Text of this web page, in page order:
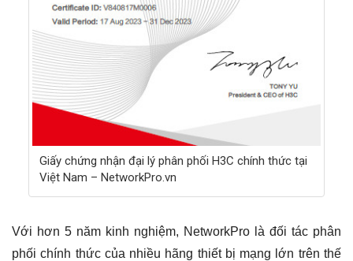
Giấy chứng nhận đại lý phân phối H3C chính thức tại
Việt Nam – NetworkPro.vn
Với hơn 5 năm kinh nghiệm, NetworkPro là đối tác phân
phối chính thức của nhiều hãng thiết bị mạng lớn trên thế